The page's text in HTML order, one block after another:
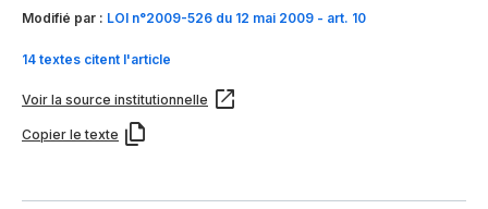
Modifié par : LOI n°2009-526 du 12 mai 2009 - art. 10
14 textes citent l'article
Voir la source institutionnelle
Copier le texte